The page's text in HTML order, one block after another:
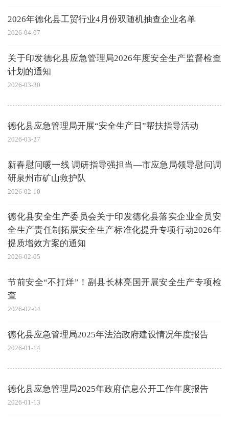
2026年德化县工贸行业4月份双随机抽查企业名单
2026-04-07
关于印发德化县应急管理局2026年度安全生产监督检查
计划的通知
2026-03-30
德化县应急管理局开展“安全生产日”帮扶指导活动
2026-03-27
新春慰问暖一线 调研指导强担当—市应急局领导慰问调
研泉州市矿山救护队
2026-02-10
德化县安全生产委员会关于印发德化县落实企业全员安
全生产责任制拓展安全生产标准化提升专项行动2026年
提质增效方案的通知
2026-02-05
节前安全“不打烊”！副县长林亮国开展安全生产专项检
查
2026-02-04
德化县应急管理局2025年法治政府建设情况年度报告
2026-01-14
德化县应急管理局2025年政府信息公开工作年度报告
2026-01-13